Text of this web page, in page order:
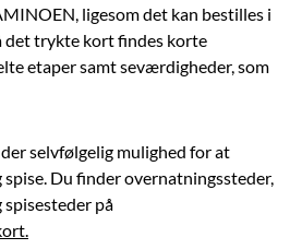
ligesom det kan bestilles i
det trykte kort findes korte
etaper samt seværdigheder, som
selvfølgelig mulighed for at
Du finder overnatningssteder,
på